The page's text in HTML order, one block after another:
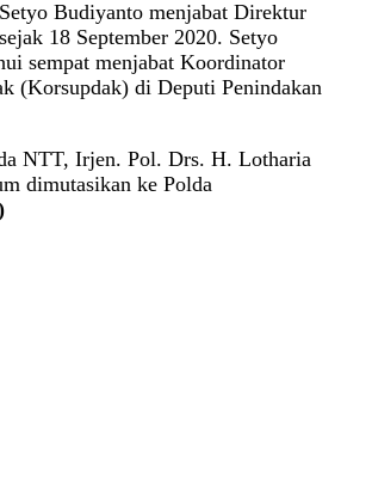
Budiyanto menjabat Direktur
18 September 2020. Setyo
sempat menjabat Koordinator
(Korsupdak) di Deputi Penindakan
NTT, Irjen. Pol. Drs. H. Lotharia
dimutasikan ke Polda